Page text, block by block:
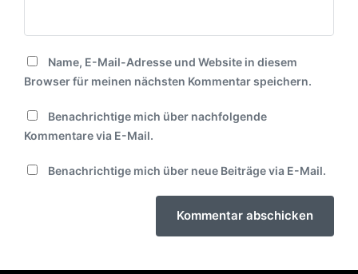
Name, E-Mail-Adresse und Website in diesem
Browser für meinen nächsten Kommentar speichern.
Benachrichtige mich über nachfolgende
Kommentare via E-Mail.
Benachrichtige mich über neue Beiträge via E-Mail.